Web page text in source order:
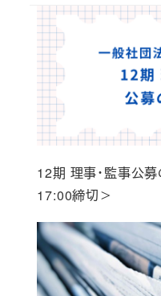
12期 理事・監事公
17:00締切＞